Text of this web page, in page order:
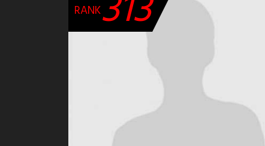
RANK